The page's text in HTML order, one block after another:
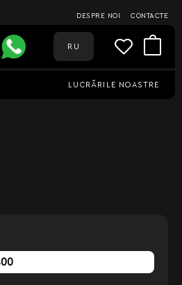
DESPRE NOI CONTACTE
RU
LUCRĂRILE NOASTRE